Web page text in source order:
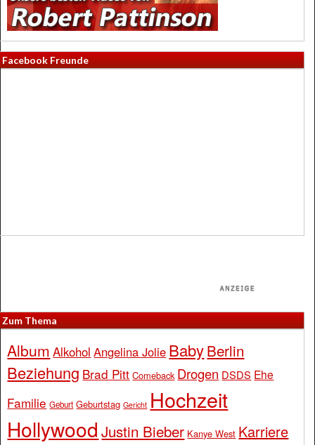
Facebook Freunde
Zum Thema
Album Alkohol Angelina Jolie BabyBerlin
Beziehung Brad Pitt Comeback Drogen DSDS Ehe
Familie Geburt Geburtstag Gericht Hochzeit
Hollywood Justin Bieber Kanye West Karriere